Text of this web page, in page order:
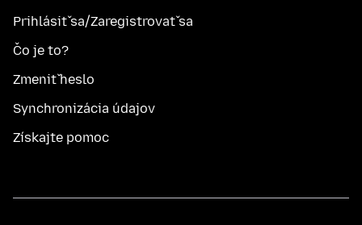
Prihlásiť sa/Zaregistrovať sa
Čo je to?
Zmeniť heslo
Synchronizácia údajov
Získajte pomoc